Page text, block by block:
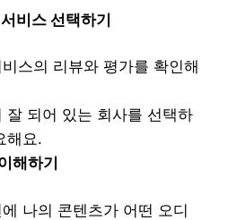
비스 선택하기
스의 리뷰와 평가를 확인해
잘 되어 있는 회사를 선택하
해요.
해하기
나의 콘텐츠가 어떤 오디